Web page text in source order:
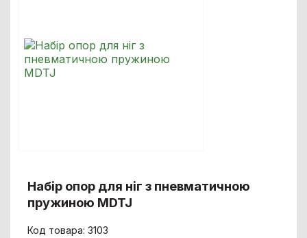
Набір опор для ніг з пневматичною
пружиною MDTJ
Код товара: 3103